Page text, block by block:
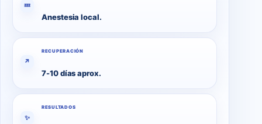
💤
Anestesia local.
↗
RECUPERACIÓN
7-10 días aprox.
✨
RESULTADOS